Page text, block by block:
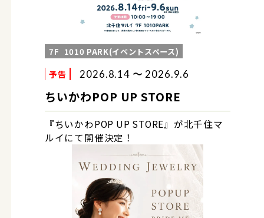
7F 1010 PARK(イベントスペース)
予告 2026.8.14 〜 2026.9.6
ちいかわPOP UP STORE
『ちいかわPOP UP STORE』が北千住マ
ルイにて開催決定！